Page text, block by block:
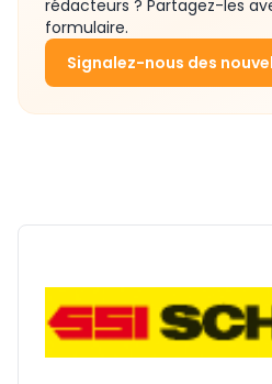
rédacteurs ? Partagez-les
formulaire.
Signalez-nous des